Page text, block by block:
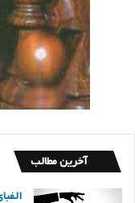
آخرین مطالب